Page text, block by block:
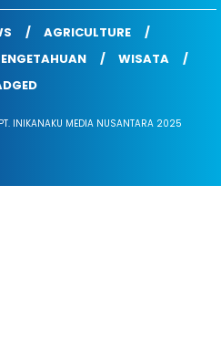
AGRICULTURE
WISATA
INIKANAKU MEDIA NUSANTARA 2025